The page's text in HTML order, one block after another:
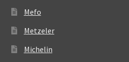
Mefo
Metzeler
Michelin